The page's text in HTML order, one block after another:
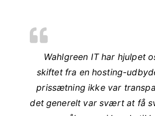
Wahlgreen IT har hjulpet
skiftet fra en hosting-
prissætning ikke var
det generelt var svært at få